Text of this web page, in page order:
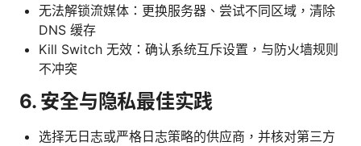
无法解锁流媒体：更换服务器、尝试不同区域，清除
DNS 缓存
Kill Switch 无效：确认系统互斥设置，与防火墙规则
不冲突
6. 安全与隐私最佳实践
选择无日志或严格日志策略的供应商，并核对第三方